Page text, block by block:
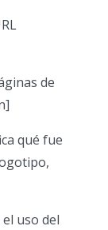
de
qué fue
uso del